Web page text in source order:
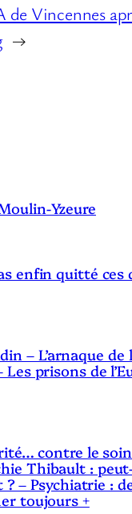
de Vincennes
→
Yzeure
enfin quitté ces
– L’arnaque de
prisons de
contre le
Thibault :
– Psychiatrie :
toujours +